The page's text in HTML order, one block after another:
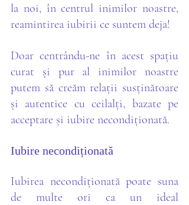
la noi, în centrul inimilor noastre,
reamintirea iubirii ce suntem deja!
Doar centrându-ne în acest spațiu
curat și pur al inimilor noastre
putem să creăm relații susținătoare
și autentice cu ceilalți, bazate pe
acceptare și iubire necondiționată.
Iubire necondiționată
Iubirea necondiționată poate suna
de multe ori ca un ideal